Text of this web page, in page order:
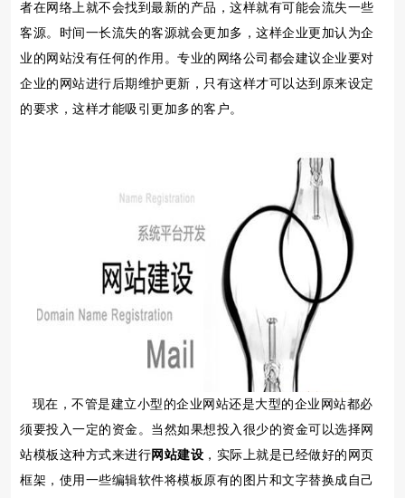
者在网络上就不会找到最新的产品，这样就有可能会流失一些
客源。时间一长流失的客源就会更加多，这样企业更加认为企
业的网站没有任何的作用。专业的网络公司都会建议企业要对
企业的网站进行后期维护更新，只有这样才可以达到原来设定
的要求，这样才能吸引更加多的客户。
现在，不管是建立小型的企业网站还是大型的企业网站都必
须要投入一定的资金。当然如果想投入很少的资金可以选择网
站模板这种方式来进行网站建设 ，实际上就是已经做好的网页
框架，使用一些编辑软件将模板原有的图片和文字替换成自己